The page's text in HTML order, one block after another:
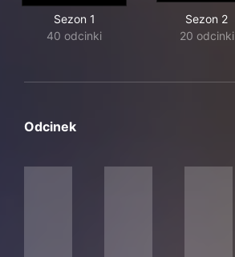
Sezon 1
40 odcinki
Sezon 2
20 odcinki
Odcinek